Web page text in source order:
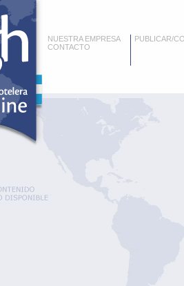
NUESTRA EMPRESA
CONTACTO
PUBLICAR/